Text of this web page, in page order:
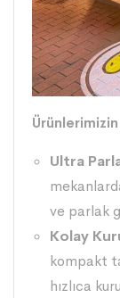
Ultra
ve parlak
Kolay
kompakt
hızlıca